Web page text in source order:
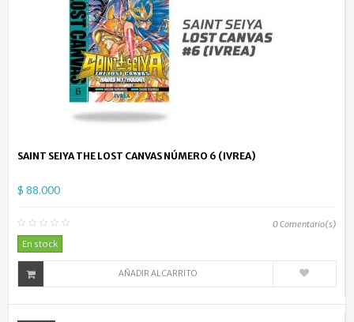
SAINT SEIYA THE LOST CANVAS NÚMERO 6 (IVREA)
$ 88.000
0Comentario(s)
En stock
AÑADIR AL CARRITO